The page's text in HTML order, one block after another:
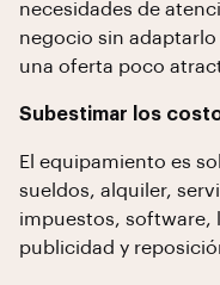
necesidades de
negocio sin
una oferta poco
Subestimar los
El equipamiento es
sueldos, alquiler,
impuestos, software,
publicidad y